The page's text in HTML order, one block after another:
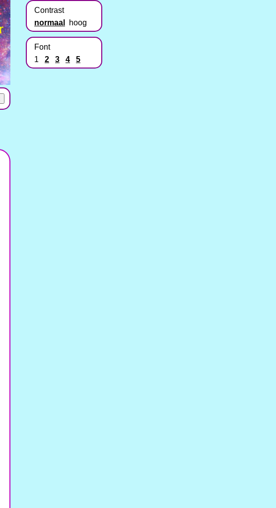
Contrast
normaal
hoog
Font
1
2 3 4 5